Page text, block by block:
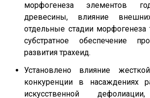
морфогенеза элементов
древесины, влияние
отдельные стадии морфогенеза
субстратное обеспечение
развития трахеид.
Установлено влияние
конкуренции в насаждениях
искусственной